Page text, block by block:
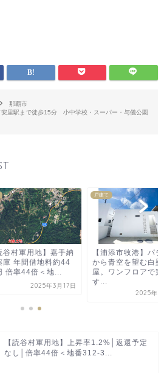
那覇市
安里駅まで徒歩15分 小中学校・スーパー・与儀公園
谷村軍用地】嘉手納
庫 年間借地料約44
倍率44倍＜地...
2025年3月17日
戸建て
【浦添市牧港】パテ
から青空を望む白壁
屋。ワンフロアで完
す...
2025年8
【読谷村軍用地】上昇率1.2%│返還予定
なし│倍率44倍＜地番312-3...